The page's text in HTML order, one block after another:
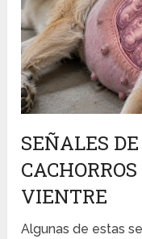
SEÑALES
VIENTRE
Algunas de estas